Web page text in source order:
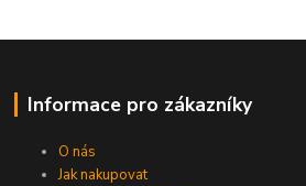
Informace pro zákazníky
O nás
Jak nakupovat